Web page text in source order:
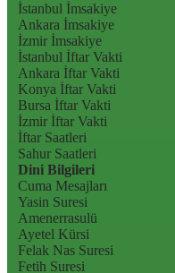
İstanbul İmsakiye
Ankara İmsakiye
İzmir İmsakiye
İstanbul İftar Vakti
Ankara İftar Vakti
Konya İftar Vakti
Bursa İftar Vakti
İzmir İftar Vakti
İftar Saatleri
Sahur Saatleri
Dini Bilgileri
Cuma Mesajları
Yasin Suresi
Amenerrasulü
Ayetel Kürsi
Felak Nas Suresi
Fetih Suresi